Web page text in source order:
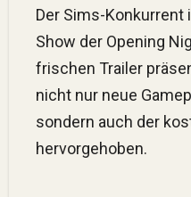
Der Sims-Konkurrent inZOI wurde in der Pre-
Show der Opening
frischen Trailer
nicht nur neue
sondern auch der
hervorgehoben.